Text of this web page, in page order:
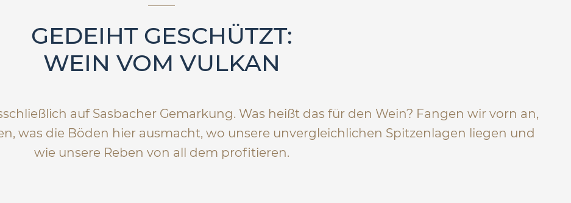
GEDEIHT GESCHÜTZT:
WEIN VOM VULKAN
auf Sasbacher Gemarkung. Was heißt das für den Wein? Fangen wir vorn an,
was die Böden hier ausmacht, wo unsere unvergleichlichen Spitzenlagen liegen und
wie unsere Reben von all dem profitieren.